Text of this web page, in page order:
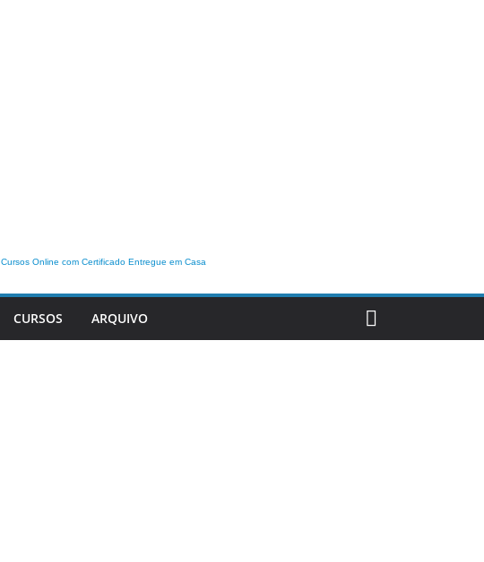
Cursos Online com Certificado Entregue em Casa
CURSOS ARQUIVO